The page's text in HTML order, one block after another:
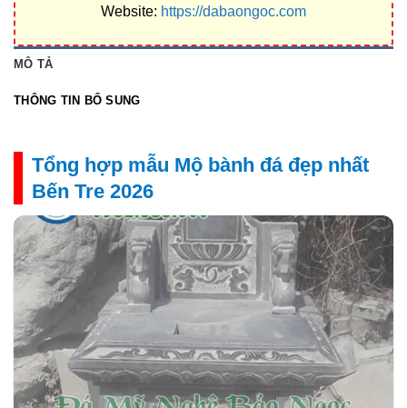
Website: https://dabaongoc.com
MÔ TẢ
THÔNG TIN BỔ SUNG
Tổng hợp mẫu Mộ bành đá đẹp nhất
Bến Tre 2026